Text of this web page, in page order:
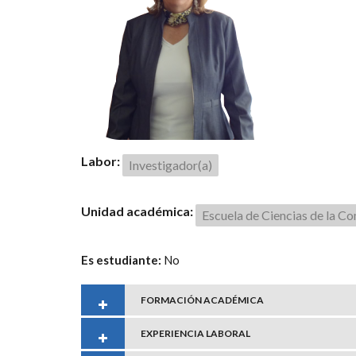
Labor: Investigador(a)
Unidad académica: Escuela de Ciencias de la
Es estudiante: No
FORMACIÓN ACADÉMICA
EXPERIENCIA LABORAL